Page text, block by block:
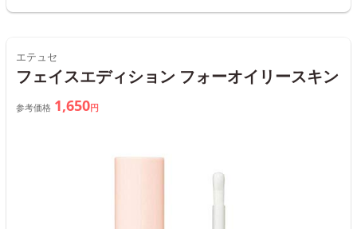
エテュセ
フェイスエディション フォーオイリースキン
参考価格 1,650円